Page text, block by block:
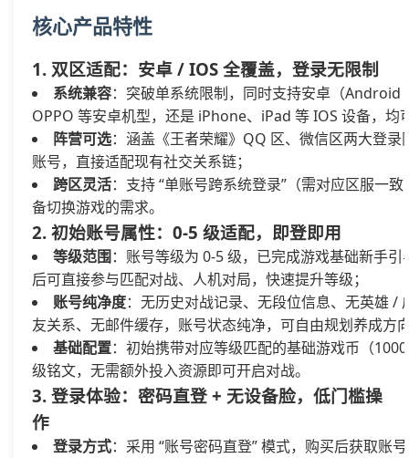
核心产品特性
1. 双区适配：安卓 / IOS 全覆盖，登录无限制
系统兼容：突破单系统限制，同时支持安卓（Android
OPPO 等安卓机型，还是 iPhone、iPad 等 IOS 设备，均
阵营可选：涵盖《王者荣耀》QQ 区、微信区两大登
账号，直接适配现有社交关系链；
跨区灵活：支持 “单账号跨系统登录”（需对应区服一
备切换游戏的需求。
2. 初始账号属性：0-5 级适配，即登即用
等级范围：账号等级为 0-5 级，已完成游戏基础新手
后可直接参与匹配对战、人机对局，快速提升等级；
账号纯净度：无历史对战记录、无段位信息、无英雄 /
友关系、无邮件缓存，账号状态纯净，可自由规划养成方
基础配置：初始携带对应等级匹配的基础游戏币（
级铭文，无需额外投入资源即可开启对战。
3. 登录体验：密码直登 + 无设备脸，低门槛操
作
登录方式：采用 “账号密码直登” 模式，购买后获取账